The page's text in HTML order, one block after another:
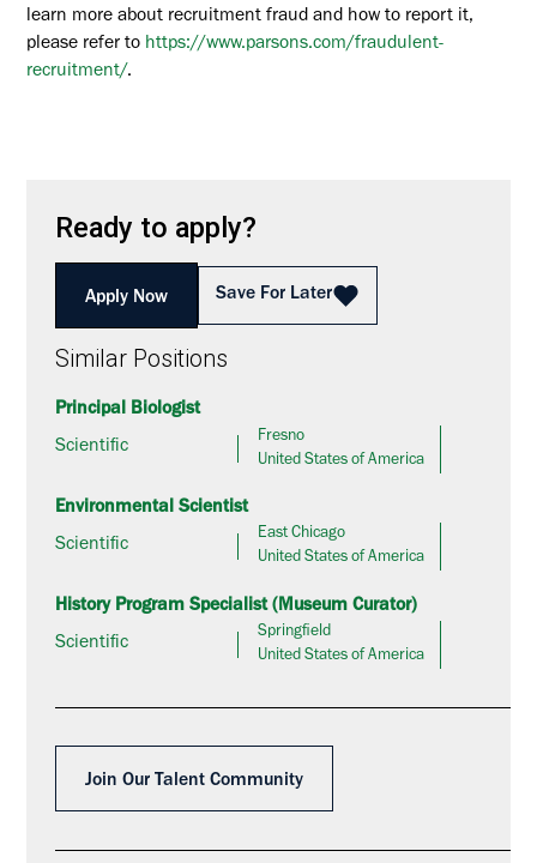
Ready to apply?
Apply Now Save For Later
Similar Positions
Principal Biologist
Scientific
Fresno
United States of America
Environmental Scientist
Scientific
East Chicago
United States of America
History Program Specialist (Museum Curator)
Scientific
Springfield
United States of America
Join Our Talent Community
learn more about recruitment fraud and how to report it,
please refer to https://www.parsons.com/fraudulent-
recruitment/.